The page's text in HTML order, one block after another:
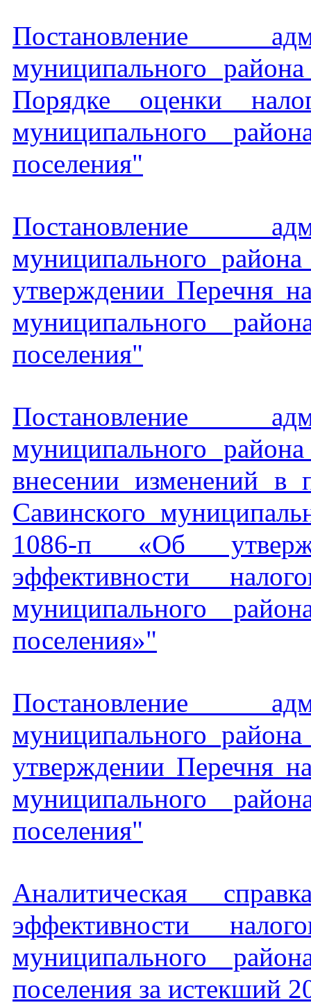
Постановление
муниципального
Порядке оценки
муниципального
поселения"
Постановление
муниципального
утверждении Перечня
муниципального
поселения"
Постановление
муниципального
внесении изменений в
Савинского
1086-п «Об
эффективности
муниципального
поселения»"
Постановление
муниципального
утверждении Перечня
муниципального
поселения"
Аналитическая
эффективности
муниципального
поселения за истекший